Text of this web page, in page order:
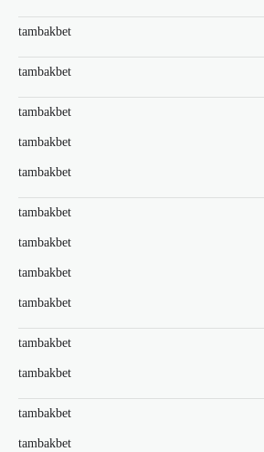
tambakbet
tambakbet
tambakbet
tambakbet
tambakbet
tambakbet
tambakbet
tambakbet
tambakbet
tambakbet
tambakbet
tambakbet
tambakbet